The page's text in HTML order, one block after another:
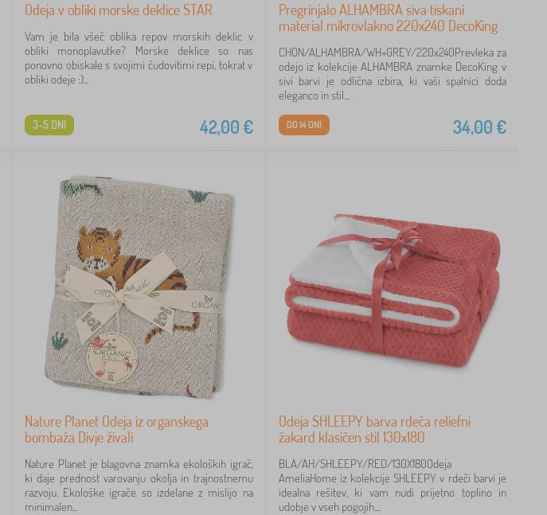
Odeja v obliki morske deklice STAR
Vam je bila všeč oblika repov morskih deklic v
obliki monoplavutke? Morske deklice so nas
ponovno obiskale s svojimi čudovitimi repi, tokrat v
obliki odeje :)...
42,00€
3-5 DNI
Pregrinjalo ALHAMBRA siva tiskani
material mikrovlakno 220x240 DecoKing
CHON/ALHAMBRA/WH+GREY/220x240Prevleka za
odejo iz kolekcije ALHAMBRA znamke DecoKing v
sivi barvi je odlična izbira, ki vaši spalnici doda
eleganco in stil....
34,00€
DO 14 DNI
Nature Planet Odeja iz organskega
bombaža Divje živali
Nature Planet je blagovna znamka ekoloških igrač,
ki daje prednost varovanju okolja in trajnostnemu
razvoju. Ekološke igrače so izdelane z mislijo na
minimalen...
Odeja SHLEEPY barva rdeča reliefni
žakard klasičen stil 130x180
BLA/AH/SHLEEPY/RED/130X180Odeja
AmeliaHome iz kolekcije SHLEEPY v rdeči barvi je
idealna rešitev, ki vam nudi prijetno toplino in
udobje v vseh pogojih....